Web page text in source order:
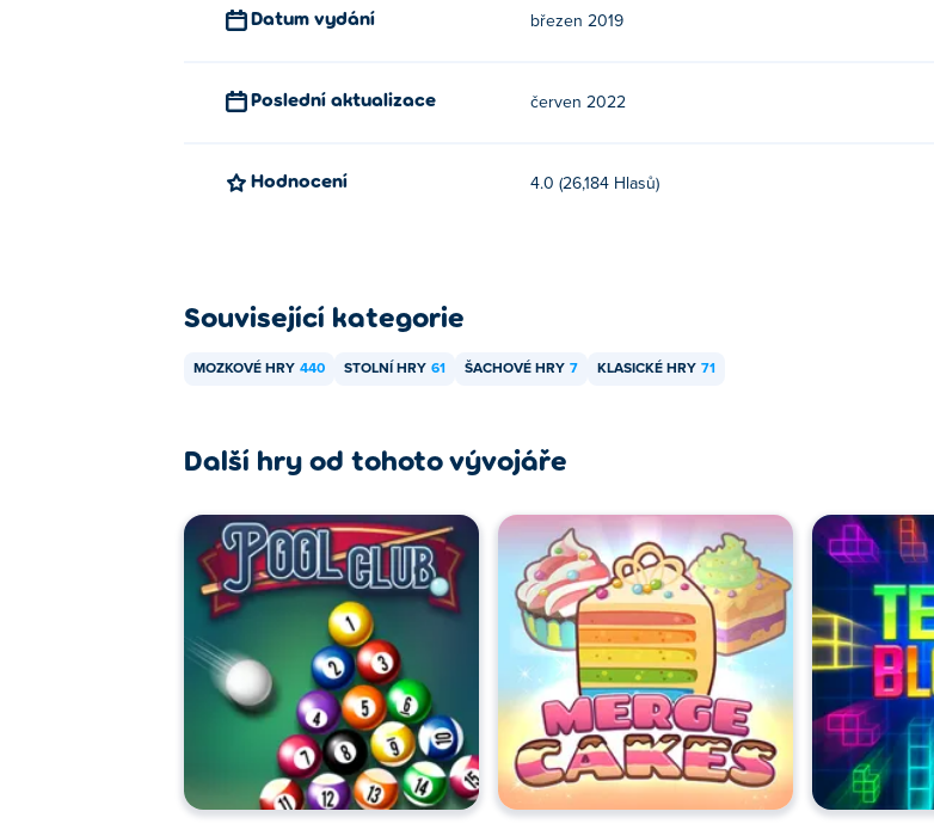
Datum vydání březen 2019
Poslední aktualizace červen 2022
Hodnocení 4.0 (26,184 Hlasů)
Související kategorie
MOZKOVÉ HRY 440 STOLNÍ HRY 61 ŠACHOVÉ HRY 7 KLASICKÉ HRY 71
Další hry od tohoto vývojáře